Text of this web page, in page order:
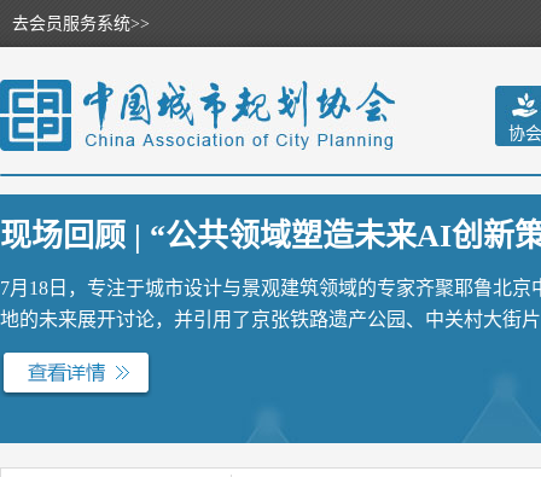
去会员服务系统>>
协会
现场回顾 | “公共领域塑造未来AI创新
7月18日，专注于城市设计与景观建筑领域的专家齐聚耶鲁北
地的未来展开讨论，并引用了京张铁路遗产公园、中关村大街